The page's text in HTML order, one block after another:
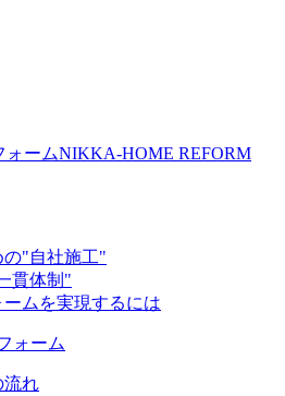
ォームNIKKA-HOME REFORM
の"自社施工"
貫体制"
ムを実現するには
ォーム
流れ